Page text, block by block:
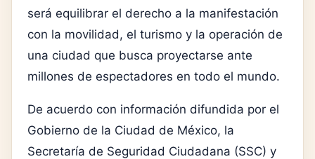
será equilibrar el derecho a la manifestación
con la movilidad, el turismo y la operación de
una ciudad que busca proyectarse ante
millones de espectadores en todo el mundo.
De acuerdo con información difundida por el
Gobierno de la Ciudad de México, la
Secretaría de Seguridad Ciudadana (SSC) y